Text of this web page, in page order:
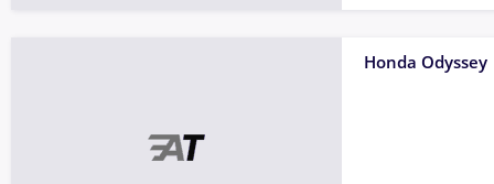
Honda Odyssey